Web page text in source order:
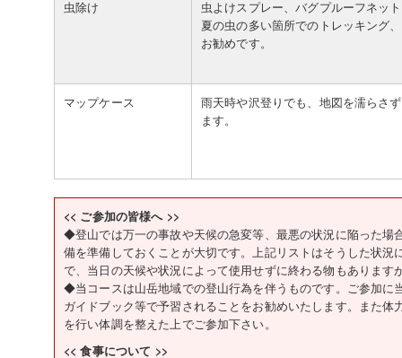
虫除け
虫よけスプレー、バグプルーフネッ
夏の虫の多い箇所でのトレッキング
お勧めです。
マップケース
雨天時や沢登りでも、地図を濡らさ
ます。
<< ご参加の皆様へ >>
◆登山では万一の事故や天候の急変等、最悪の状況に陥った場
備を準備しておくことが大切です。上記リストはそうした状況
で、当日の天候や状況によって使用せずに終わる物もあります
◆当コースは山岳地域での登山行為を伴うものです。ご参加に
ガイドブック等で予習されることをお勧めいたします。また
を行い体調を整えた上でご参加下さい。
<< 食事について >>